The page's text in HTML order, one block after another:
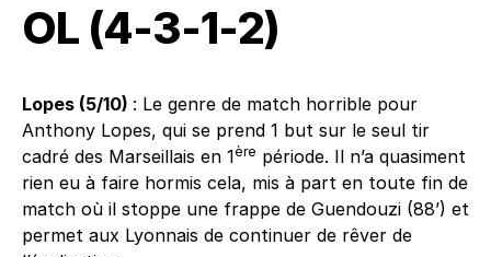
OL (4-3-1-2)
Lopes (5/10) : Le genre de match horrible pour
Anthony Lopes, qui se prend 1 but sur le seul tir
cadré des Marseillais en 1ère période. Il n’a quasiment
rien eu à faire hormis cela, mis à part en toute fin de
match où il stoppe une frappe de Guendouzi (88’) et
permet aux Lyonnais de continuer de rêver de